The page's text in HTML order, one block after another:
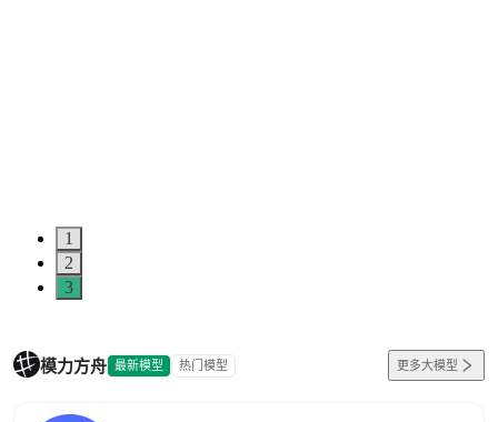
1
2
3
模力方舟 最新模型 热门模型 更多大模型